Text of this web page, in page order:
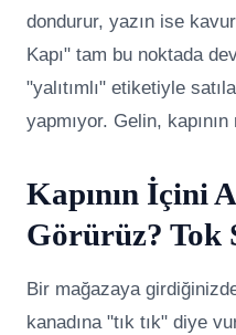
dondurur, yazın ise
Kapı" tam bu noktada
"yalıtımlı" etiketiyle
yapmıyor. Gelin,
Kapının İçini
Görürüz? Tok
Bir mağazaya
kanadına "tık tık" diye